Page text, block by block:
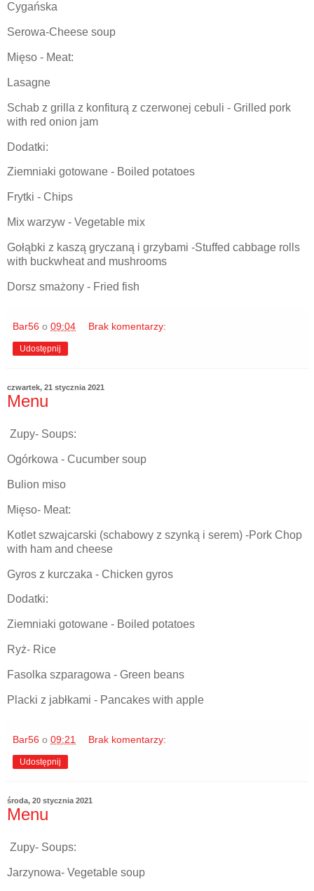
Cygańska
Serowa-Cheese soup
Mięso - Meat:
Lasagne
Schab z grilla z konfiturą z czerwonej cebuli - Grilled pork
with red onion jam
Dodatki:
Ziemniaki gotowane - Boiled potatoes
Frytki - Chips
Mix warzyw - Vegetable mix
Gołąbki z kaszą gryczaną i grzybami -Stuffed cabbage rolls
with buckwheat and mushrooms
Dorsz smażony - Fried fish
Bar56 o 09:04 Brak komentarzy:
Udostępnij
czwartek, 21 stycznia 2021
Menu
Zupy- Soups:
Ogórkowa - Cucumber soup
Bulion miso
Mięso- Meat:
Kotlet szwajcarski (schabowy z szynką i serem) -Pork Chop
with ham and cheese
Gyros z kurczaka - Chicken gyros
Dodatki:
Ziemniaki gotowane - Boiled potatoes
Ryż- Rice
Fasolka szparagowa - Green beans
Placki z jabłkami - Pancakes with apple
Bar56 o 09:21 Brak komentarzy:
Udostępnij
środa, 20 stycznia 2021
Menu
Zupy- Soups:
Jarzynowa- Vegetable soup